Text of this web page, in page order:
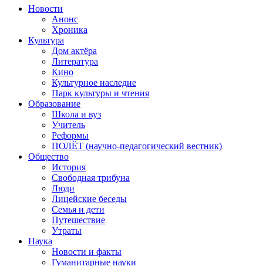
Новости
Анонс
Хроника
Культура
Дом актёра
Литература
Кино
Культурное наследие
Парк культуры и чтения
Образование
Школа и вуз
Учитель
Реформы
ПОЛЁТ (научно-педагогический вестник)
Общество
История
Свободная трибуна
Люди
Лицейские беседы
Семья и дети
Путешествие
Утраты
Наука
Новости и факты
Гуманитарные науки